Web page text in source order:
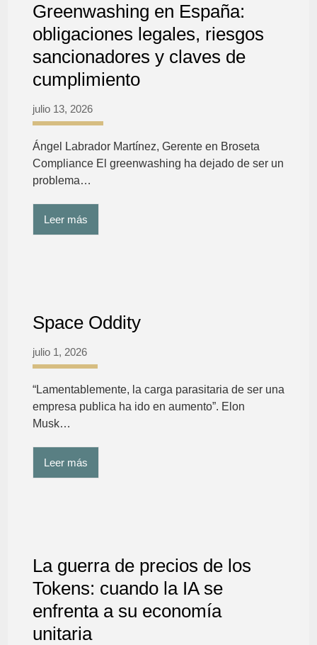
Greenwashing en España:
obligaciones legales, riesgos
sancionadores y claves de
cumplimiento
julio 13, 2026
Ángel Labrador Martínez, Gerente en Broseta
Compliance El greenwashing ha dejado de ser un
problema…
Leer más
Space Oddity
julio 1, 2026
“Lamentablemente, la carga parasitaria de ser una
empresa publica ha ido en aumento”. Elon
Musk…
Leer más
La guerra de precios de los
Tokens: cuando la IA se
enfrenta a su economía
unitaria